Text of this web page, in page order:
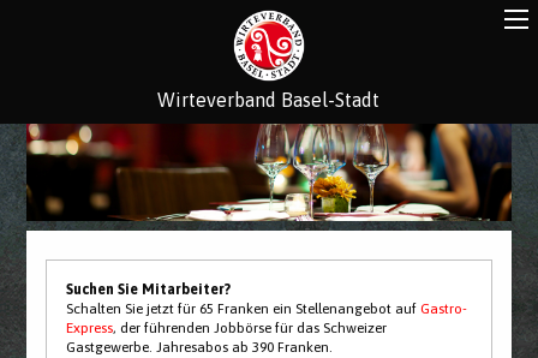
Wirteverband Basel-Stadt
Suchen Sie Mitarbeiter?
Schalten Sie jetzt für 65 Franken ein Stellenangebot aufGastro-
Express, der führenden Jobbörse für das Schweizer
Gastgewerbe. Jahresabos ab 390 Franken.